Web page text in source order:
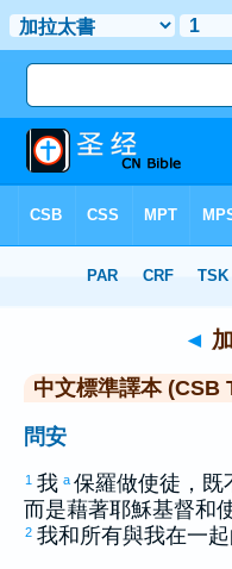
> 加拉太書 1
◄
中文標準譯本 (CSB
問安
1 我 a 保羅做使徒，既
而是藉著耶穌基督和
2 我和所有與我在一